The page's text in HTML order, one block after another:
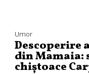
Umor
Descoperire
din Mamaia:
chiștoace